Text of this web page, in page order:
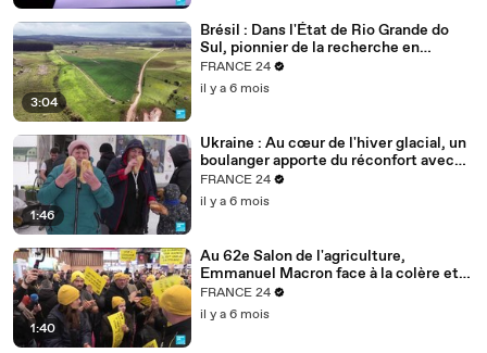
3:04
Brésil : Dans l'État de Rio Grande do
Sul, pionnier de la recherche en
agriculture durable
FRANCE 24
il y a 6 mois
1:46
Ukraine : Au cœur de l'hiver glacial, un
boulanger apporte du réconfort avec
son pain
FRANCE 24
il y a 6 mois
1:40
Au 62e Salon de l'agriculture,
Emmanuel Macron face à la colère et
aux inquiétudes des agriculteurs
FRANCE 24
il y a 6 mois